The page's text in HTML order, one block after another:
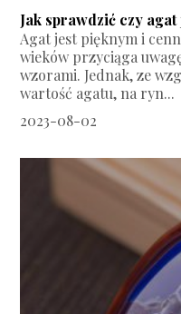
Jak sprawdzić czy
Agat jest pięknym i
wieków przyciąga
wzorami. Jednak, ze
wartość agatu, na ryn...
2023-08-02